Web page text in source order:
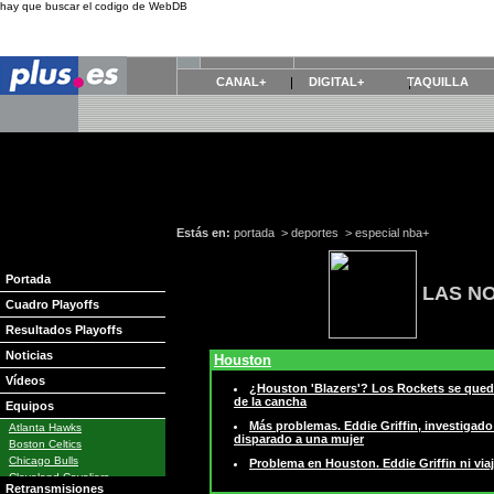
hay que buscar el codigo de WebDB
CANAL+ DIGITAL+ TAQUILLA
Portada
Cuadro Playoffs
Resultados Playoffs
Noticias
Vídeos
Equipos
Atlanta Hawks
Boston Celtics
Chicago Bulls
Cleveland Cavaliers
Retransmisiones
Estás en: portada > deportes > especial nba+
LAS
Houston
¿Houston 'Blazers'? Los Rockets se
de la cancha
Más problemas. Eddie Griffin,
disparado a una mujer
Problema en Houston. Eddie Griffin ni